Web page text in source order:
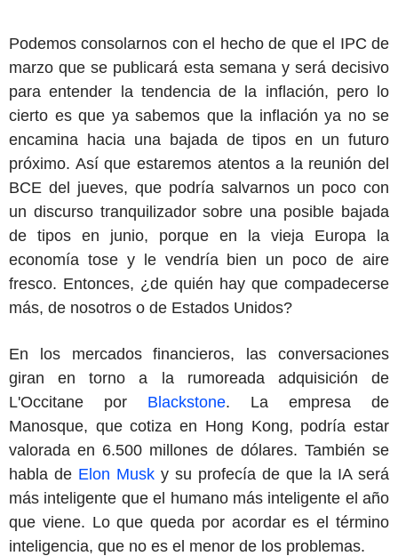
Podemos consolarnos con el hecho de que el IPC de
marzo que se publicará esta semana y será decisivo
para entender la tendencia de la inflación, pero lo
cierto es que ya sabemos que la inflación ya no se
encamina hacia una bajada de tipos en un futuro
próximo. Así que estaremos atentos a la reunión del
BCE del jueves, que podría salvarnos un poco con
un discurso tranquilizador sobre una posible bajada
de tipos en junio, porque en la vieja Europa la
economía tose y le vendría bien un poco de aire
fresco. Entonces, ¿de quién hay que compadecerse
más, de nosotros o de Estados Unidos?
En los mercados financieros, las conversaciones
giran en torno a la rumoreada adquisición de
L'Occitane por Blackstone. La empresa de
Manosque, que cotiza en Hong Kong, podría estar
valorada en 6.500 millones de dólares. También se
habla de Elon Musk y su profecía de que la IA será
más inteligente que el humano más inteligente el año
que viene. Lo que queda por acordar es el término
inteligencia, que no es el menor de los problemas.